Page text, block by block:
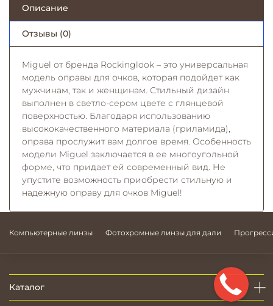
Описание
Отзывы (0)
Miguel от бренда Rockinglook – это универсальная
модель оправы для очков, которая подойдет как
мужчинам, так и женщинам. Стильный дизайн
выполнен в светло-сером цвете с глянцевой
поверхностью. Благодаря использованию
высококачественного материала (гриламида),
оправа прослужит вам долгое время. Особенность
модели Miguel заключается в ее многоугольной
форме, что придает ей современный вид. Не
упустите возможность приобрести стильную и
надежную оправу для очков Miguel!
Компьютерные линзы Фотохромные линзы для дали
Каталог